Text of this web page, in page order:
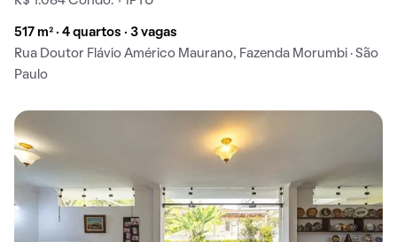
517 m² · 4 quartos · 3 vagas
Rua Doutor Flávio Américo Maurano, Fazenda Morumbi · São
Paulo